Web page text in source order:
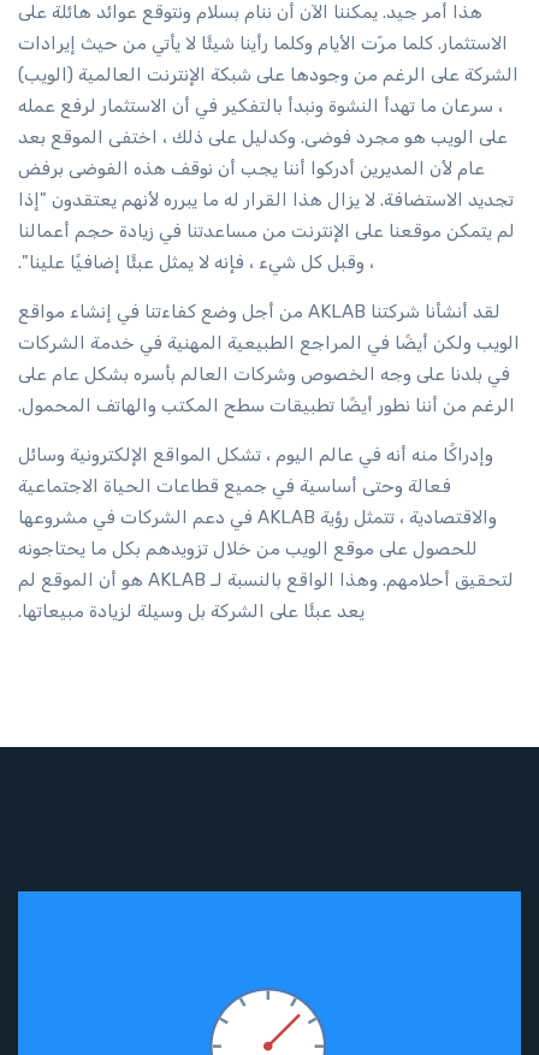
هذا أمر جيد. يمكننا الآن أن ننام بسلام ونتوقع عوائد هائلة على
الاستثمار. كلما مرّت الأيام وكلما رأينا شيئًا لا يأتي من حيث إيرادات
الشركة على الرغم من وجودها على شبكة الإنترنت العالمية (الويب)
، سرعان ما تهدأ النشوة ونبدأ بالتفكير في أن الاستثمار لرفع عمله
على الويب هو مجرد فوضى. وكدليل على ذلك ، اختفى الموقع بعد
عام لأن المديرين أدركوا أننا يجب أن نوقف هذه الفوضى برفض
تجديد الاستضافة. لا يزال هذا القرار له ما يبرره لأنهم يعتقدون "إذا
لم يتمكن موقعنا على الإنترنت من مساعدتنا في زيادة حجم أعمالنا
، وقبل كل شيء ، فإنه لا يمثل عبئًا إضافيًا علينا".
لقد أنشأنا شركتنا AKLAB من أجل وضع كفاءتنا في إنشاء مواقع
الويب ولكن أيضًا في المراجع الطبيعية المهنية في خدمة الشركات
في بلدنا على وجه الخصوص وشركات العالم بأسره بشكل عام على
الرغم من أننا نطور أيضًا تطبيقات سطح المكتب والهاتف المحمول.
وإدراكًا منه أنه في عالم اليوم ، تشكل المواقع الإلكترونية وسائل
فعالة وحتى أساسية في جميع قطاعات الحياة الاجتماعية
والاقتصادية ، تتمثل رؤية AKLAB في دعم الشركات في مشروعها
للحصول على موقع الويب من خلال تزويدهم بكل ما يحتاجونه
لتحقيق أحلامهم. وهذا الواقع بالنسبة لـ AKLAB هو أن الموقع لم
يعد عبئًا على الشركة بل وسيلة لزيادة مبيعاتها.